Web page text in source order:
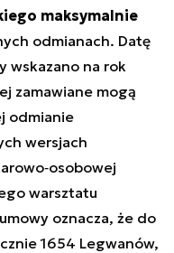
maksymalnie
odmianach. Datę
wskazano na rok
zamawiane mogą
odmianie
wersjach
warsztatu
oznacza, że do
1654 Legwanów,